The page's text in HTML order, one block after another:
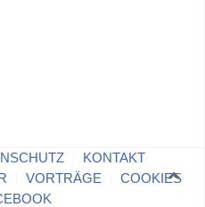
KONTAKT
VORTRÄGE
COOKIES